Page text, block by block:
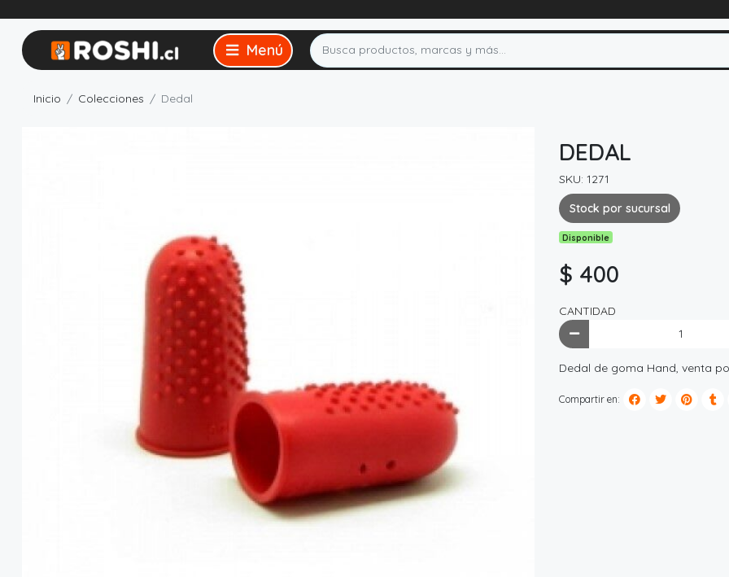
Inicio Colecciones Dedal
DEDAL
SKU: 1271
Stock por sucursal
Disponible
$ 400
CANTIDAD
Dedal de goma Hand, venta
Compartir en: